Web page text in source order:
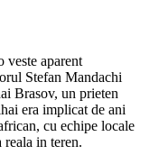
veste aparent
Stefan Mandachi
Brasov, un prieten
era implicat de ani
cu echipe locale
reala in teren.